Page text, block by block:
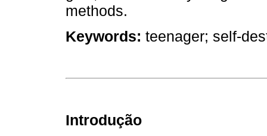
methods.
Keywords: teenager; self-
Introdução